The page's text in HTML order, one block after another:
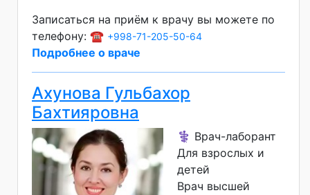
Записаться на приём к врачу вы можете по
телефону: ☎️ +998-71-205-50-64
Подробнее о враче
Ахунова Гульбахор
Бахтияровна
⚕️ Врач-лаборант
Для взрослых и
детей
Врач высшей